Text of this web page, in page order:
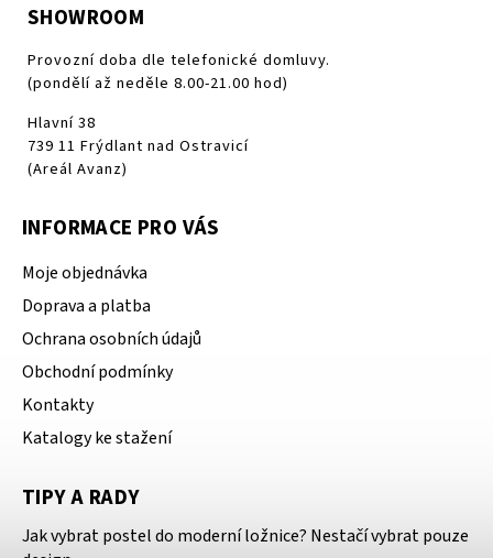
SHOWROOM
Provozní doba dle telefonické domluvy.
(pondělí až neděle 8.00-21.00 hod)
Hlavní 38
739 11 Frýdlant nad Ostravicí
(Areál Avanz)
INFORMACE PRO VÁS
Moje objednávka
Doprava a platba
Ochrana osobních údajů
Obchodní podmínky
Kontakty
Katalogy ke stažení
TIPY A RADY
Jak vybrat postel do moderní ložnice? Nestačí vybrat pouze